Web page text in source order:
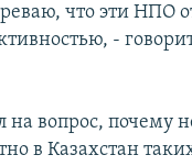
что эти НПО
-
на вопрос, почему
в Казахстан